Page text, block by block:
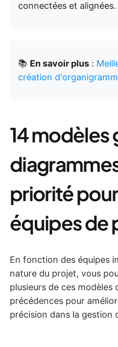
connectées et alignées.
📚 En savoir plus :
création
14 modèles
priorité
équipes de
En fonction des équipes
nature du projet, vous
plusieurs de ces modèles
précédences pour
précision dans la gestion